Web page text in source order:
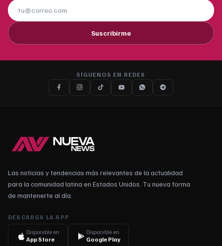
Suscribirme
SÍGUENOS EN REDES
Las noticias y tendencias más relevantes de la actualidad
para la comunidad latina en Estados Unidos. Tu nueva forma
de mantenerte al día.
DESCARGA LA APP
Disponible en
App Store
Disponible en
Google Play